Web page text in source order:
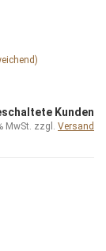
Kunden
MwSt. zzgl. Versand